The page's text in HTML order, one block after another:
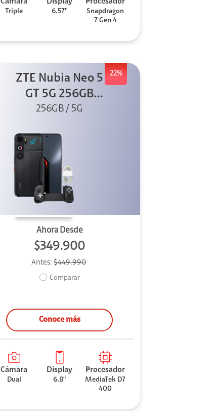
Triple 6.57''
Snapdragon
7 Gen 4
22%
ZTE Nubia Neo 5
GT 5G 256GB
Negro + GPAD +
256GB / 5G
Ahora Desde
$349.900
Antes:$449.990
Comparar
Conoce más
Cámara
Dual
Display
6.8"
Procesador
MediaTek D7
400